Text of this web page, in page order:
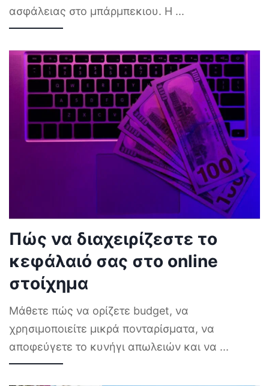
ασφάλειας στο μπάρμπεκιου. Η ...
Πώς να διαχειρίζεστε το
κεφάλαιό σας στο online
στοίχημα
Μάθετε πώς να ορίζετε budget, να
χρησιμοποιείτε μικρά πονταρίσματα, να
αποφεύγετε το κυνήγι απωλειών και να ...